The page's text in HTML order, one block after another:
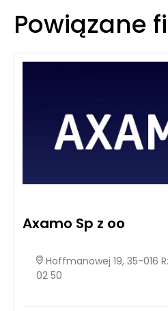
Powiązane
Axamo Sp z oo
Hoffmanowej 19, 35-016
02 50